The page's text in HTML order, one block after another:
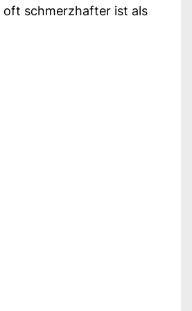
oft schmerzhafter ist als